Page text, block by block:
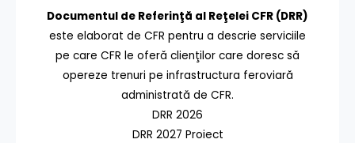
Documentul de Referinţă al Reţelei CFR (DRR)
este elaborat de CFR pentru a descrie serviciile
pe care CFR le oferă clienţilor care doresc să
opereze trenuri pe infrastructura feroviară
administrată de CFR.
DRR 2026
DRR 2027 Proiect